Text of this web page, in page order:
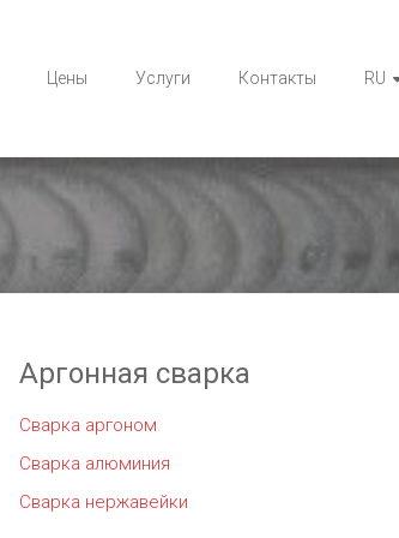
Цены Услуги Контакты RU
Аргонная сварка
Сварка аргоном
Сварка алюминия
Сварка нержавейки